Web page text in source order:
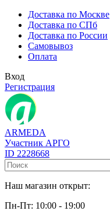
Доставка по Москве
Доставка по СПб
Доставка по России
Самовывоз
Оплата
Вход
Регистрация
ARMEDA
Участник АРГО
ID 2228668
Наш магазин открыт:
Пн-Пт: 10:00 - 19:00